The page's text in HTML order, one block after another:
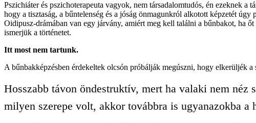
Pszichiáter és pszichoterapeuta vagyok, nem társadalomtudós, én ezeknek
hogy a tisztaság, a bűntelenség és a jóság önmagunkról alkotott képzetét
Oidipusz-drámában van egy járvány, amiért meg kell találni a bűnbakot, ha
ismerjük a történetet.
Itt most nem tartunk.
A bűnbakképzésben érdekeltek olcsón próbálják megúszni, hogy elkerüljék
Hosszabb távon öndestruktív, mert ha valaki nem néz
milyen szerepe volt, akkor továbbra is ugyanazokba a